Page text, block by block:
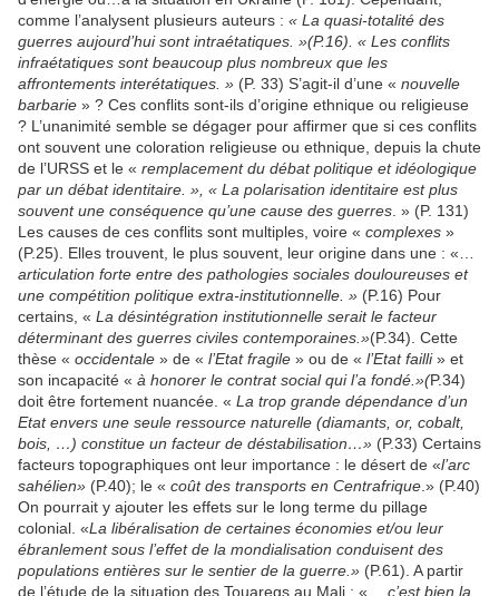
comme l’analysent plusieurs auteurs : « La quasi-totalité des
guerres aujourd’hui sont intraétatiques. »(P.16). « Les conflits
infraétatiques sont beaucoup plus nombreux que les
affrontements interétatiques. » (P. 33) S’agit-il d’une « nouvelle
barbarie » ? Ces conflits sont-ils d’origine ethnique ou religieuse
? L’unanimité semble se dégager pour affirmer que si ces conflits
ont souvent une coloration religieuse ou ethnique, depuis la chute
de l’URSS et le « remplacement du débat politique et idéologique
par un débat identitaire. », « La polarisation identitaire est plus
souvent une conséquence qu’une cause des guerres . » (P. 131)
Les causes de ces conflits sont multiples, voire « complexes »
(P.25). Elles trouvent, le plus souvent, leur origine dans une : «…
articulation forte entre des pathologies sociales douloureuses et
une compétition politique extra-institutionnelle. » (P.16) Pour
certains, « La désintégration institutionnelle serait le facteur
déterminant des guerres civiles contemporaines.»(P.34). Cette
thèse « occidentale » de « l’Etat fragile » ou de « l’Etat failli» et
son incapacité « à honorer le contrat social qui l’a fondé.»(P.34)
doit être fortement nuancée. « La trop grande dépendance d’un
Etat envers une seule ressource naturelle (diamants, or, cobalt,
bois, …) constitue un facteur de déstabilisation…» (P.33) Certains
facteurs topographiques ont leur importance : le désert de «l’arc
sahélien» (P.40); le « coût des transports en Centrafrique .» (P.40)
On pourrait y ajouter les effets sur le long terme du pillage
colonial. «La libéralisation de certaines économies et/ou leur
ébranlement sous l’effet de la mondialisation conduisent des
populations entières sur le sentier de la guerre.» (P.61). A partir
de l’étude de la situation des Touaregs au Mali : «… c’est bien la